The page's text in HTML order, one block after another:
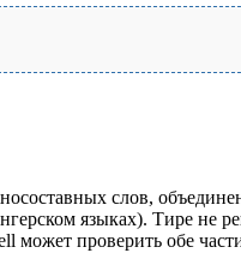
слов,
языках). Тире не
может проверить обе